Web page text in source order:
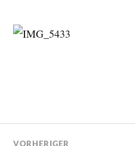
VORHERIGER